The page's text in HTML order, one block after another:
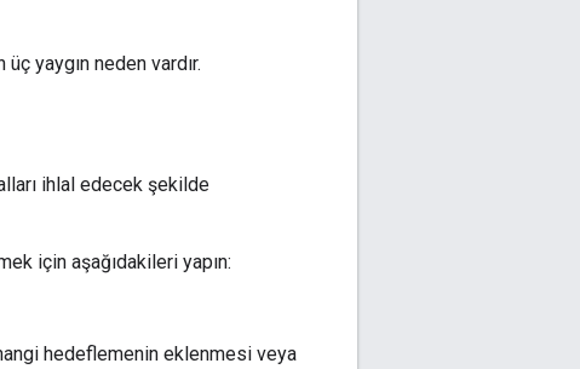
yaygın neden vardır.
ihlal edecek şekilde
için aşağıdakileri yapın:
hedeflemenin eklenmesi veya